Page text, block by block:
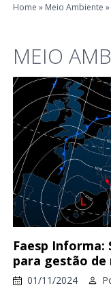
Home » Meio Ambiente »
MEIO
Faesp Informa:
para gestão de
01/11/2024